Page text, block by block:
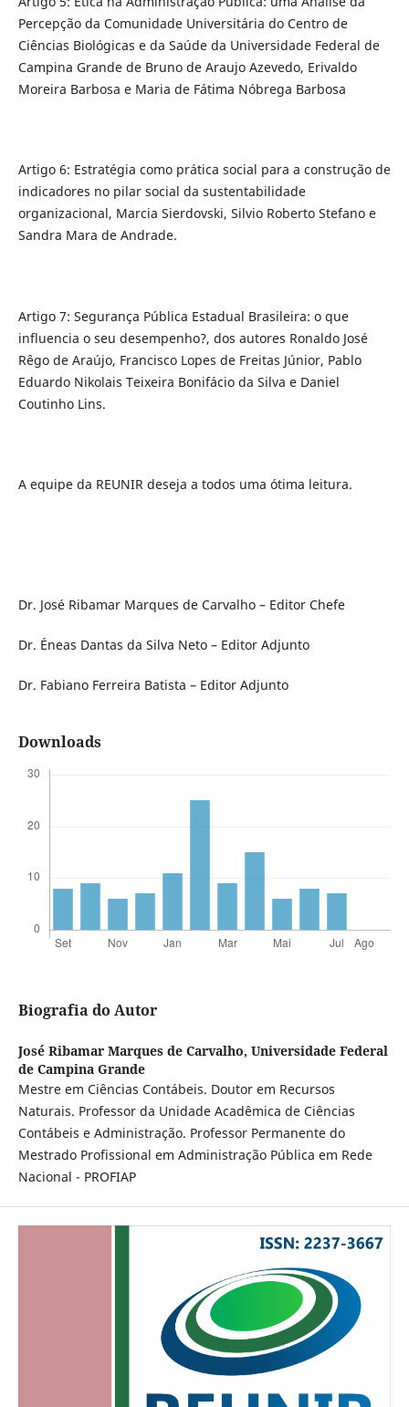
Percepção da Comunidade Universitária do Centro de
Ciências Biológicas e da Saúde da Universidade Federal de
Campina Grande de Bruno de Araujo Azevedo, Erivaldo
Moreira Barbosa e Maria de Fátima Nóbrega Barbosa
Artigo 6: Estratégia como prática social para a construção de
indicadores no pilar social da sustentabilidade
organizacional, Marcia Sierdovski, Silvio Roberto Stefano e
Sandra Mara de Andrade.
Artigo 7: Segurança Pública Estadual Brasileira: o que
influencia o seu desempenho?, dos autores Ronaldo José
Rêgo de Araújo, Francisco Lopes de Freitas Júnior, Pablo
Eduardo Nikolais Teixeira Bonifácio da Silva e Daniel
Coutinho Lins.
A equipe da REUNIR deseja a todos uma ótima leitura.
Dr. José Ribamar Marques de Carvalho – Editor Chefe
Dr. Éneas Dantas da Silva Neto – Editor Adjunto
Dr. Fabiano Ferreira Batista – Editor Adjunto
Downloads
Biografia do Autor
José Ribamar Marques de Carvalho, Universidade Federal
de Campina Grande
Mestre em Ciências Contábeis. Doutor em Recursos
Naturais. Professor da Unidade Acadêmica de Ciências
Contábeis e Administração. Professor Permanente do
Mestrado Profissional em Administração Pública em Rede
Nacional - PROFIAP